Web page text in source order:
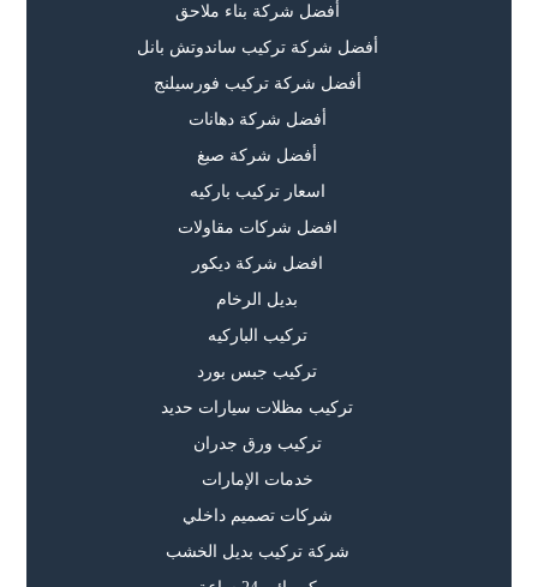
أفضل شركة بناء ملاحق
أفضل شركة تركيب ساندوتش بانل
أفضل شركة تركيب فورسيلنج
أفضل شركة دهانات
أفضل شركة صبغ
اسعار تركيب باركيه
افضل شركات مقاولات
افضل شركة ديكور
بديل الرخام
تركيب الباركيه
تركيب جبس بورد
تركيب مظلات سيارات حديد
تركيب ورق جدران
خدمات الإمارات
شركات تصميم داخلي
شركة تركيب بديل الخشب